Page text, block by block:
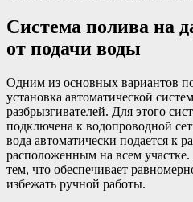
Система полива на
от подачи воды
Одним из основных вариантов
установка автоматической
разбрызгивателей. Для этого
подключена к водопроводной
вода автоматически подается к
расположенным на всем
тем, что обеспечивает
избежать ручной работы.